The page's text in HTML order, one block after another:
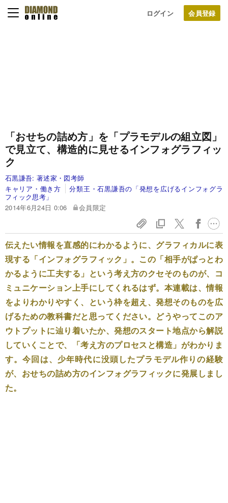
ログイン
「おせちの詰め方」を「プラモデルの組立図」
で見立て、構造的に見せるインフォグラフィッ
ク
石黒謙吾: 著述家・図考師
キャリア・働き方
分類王・石黒謙吾の「発想を広げるインフォグラ
フィック思考」
2014年6月24日 0:06
会員限定
伝えたい情報を直感的にわかるように、グラフィカルに表
現する「インフォグラフィック」。この「相手がぱっとわ
かるように工夫する」という考え方のクセそのものが、コ
ミュニケーション上手にしてくれるはず。本連載は、情報
をよりわかりやすく、という枠を超え、発想そのものを広
げるための教科書だと思ってください。どうやってこのア
ウトプットに辿り着いたか、発想のスタート地点から解説
していくことで、「考え方のプロセスと構造」がわかりま
す。今回は、少年時代に没頭したプラモデル作りの経験
が、おせちの詰め方のインフォグラフィックに発展しまし
た。